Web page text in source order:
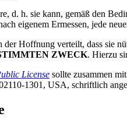
d. h. sie kann, gemäß den
eigenem Ermessen, jede
Hoffnung verteilt, dass sie
ZWECK. Hierzu
License sollte zusammen
1301, USA, schriftlich